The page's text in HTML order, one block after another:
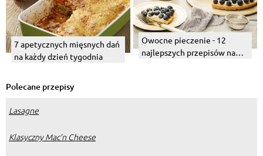
7 apetycznych mięsnych dań
na każdy dzień tygodnia
Owocne pieczenie - 12
najlepszych przepisów na
Polecane przepisy
Lasagne
Klasyczny Mac’n Cheese